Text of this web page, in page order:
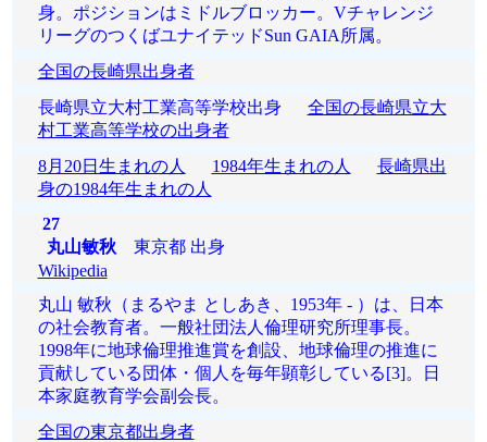
身。ポジションはミドルブロッカー。Vチャレンジ
リーグのつくばユナイテッドSun GAIA所属。
全国の長崎県出身者
長崎県立大村工業高等学校出身 全国の長崎県立大
村工業高等学校の出身者
8月20日生まれの人
1984年生まれの人
長崎県出
身の1984年生まれの人
27
丸山敏秋東京都 出身
Wikipedia
丸山 敏秋（まるやま としあき、1953年 - ）は、日本
の社会教育者。一般社団法人倫理研究所理事長。
1998年に地球倫理推進賞を創設、地球倫理の推進に
貢献している団体・個人を毎年顕彰している[3]。日
本家庭教育学会副会長。
全国の東京都出身者